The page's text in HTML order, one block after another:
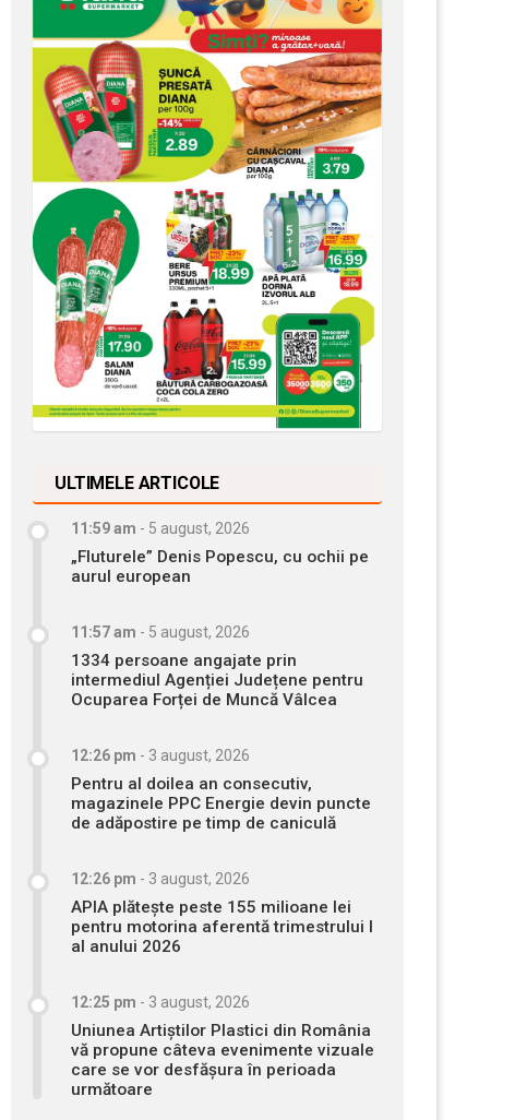
ULTIMELE ARTICOLE
11:59 am - 5 august, 2026
„Fluturele” Denis Popescu, cu ochii pe
aurul european
11:57 am - 5 august, 2026
1334 persoane angajate prin
intermediul Agenției Județene pentru
Ocuparea Forței de Muncă Vâlcea
12:26 pm - 3 august, 2026
Pentru al doilea an consecutiv,
magazinele PPC Energie devin puncte
de adăpostire pe timp de caniculă
12:26 pm - 3 august, 2026
APIA plătește peste 155 milioane lei
pentru motorina aferentă trimestrului I
al anului 2026
12:25 pm - 3 august, 2026
Uniunea Artiștilor Plastici din România
vă propune câteva evenimente vizuale
care se vor desfășura în perioada
următoare